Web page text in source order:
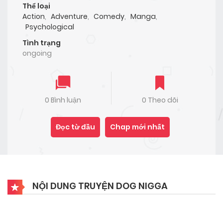
Thể loại
Action, Adventure, Comedy, Manga,
Psychological
Tình trạng
ongoing
0 Bình luận 0 Theo dõi
Đọc từ đầu Chap mới nhất
NỘI DUNG TRUYỆN DOG NIGGA